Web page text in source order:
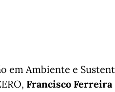
em Ambiente e
Francisco Ferreira